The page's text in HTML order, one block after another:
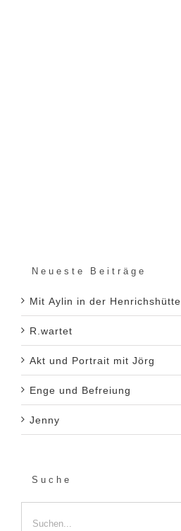
Neueste Beiträge
Mit Aylin in der Henrichshütte
R.wartet
Akt und Portrait mit Jörg
Enge und Befreiung
Jenny
Suche
nach: